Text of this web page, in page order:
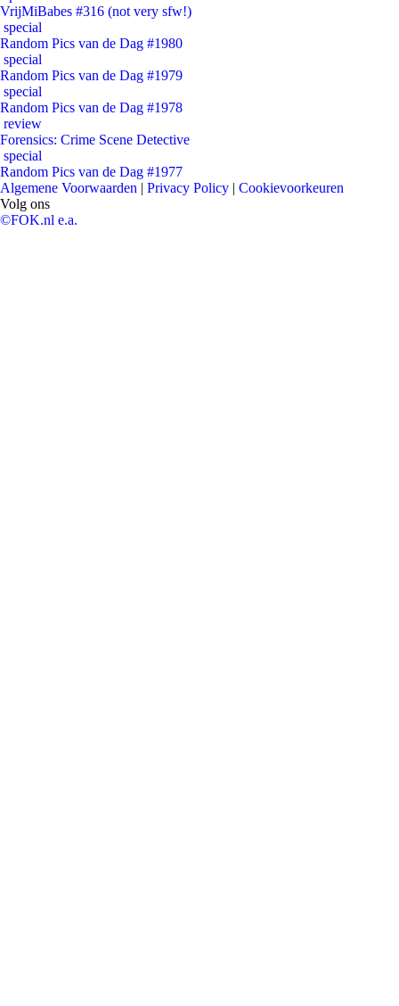
VrijMiBabes #316 (not very sfw!)
special
Random Pics van de Dag #1980
special
Random Pics van de Dag #1979
special
Random Pics van de Dag #1978
review
Forensics: Crime Scene Detective
special
Random Pics van de Dag #1977
Algemene Voorwaarden | Privacy Policy | Cookievoorkeuren
Volg ons
©FOK.nl e.a.